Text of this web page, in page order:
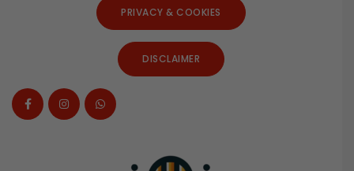
PRIVACY & COOKIES
DISCLAIMER